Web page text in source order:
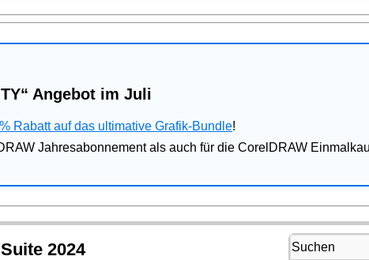
Angebot im Juli
Rabatt auf das ultimative Grafik-Bundle!
Jahresabonnement als auch für die CorelDRAW
2024